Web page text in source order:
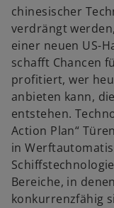
chinesischer
verdrängt
einer neuen US-
schafft Chancen
profitiert, wer
anbieten kann,
entstehen.
Action Plan“
in
Bereiche, in
konkurrenzfähig